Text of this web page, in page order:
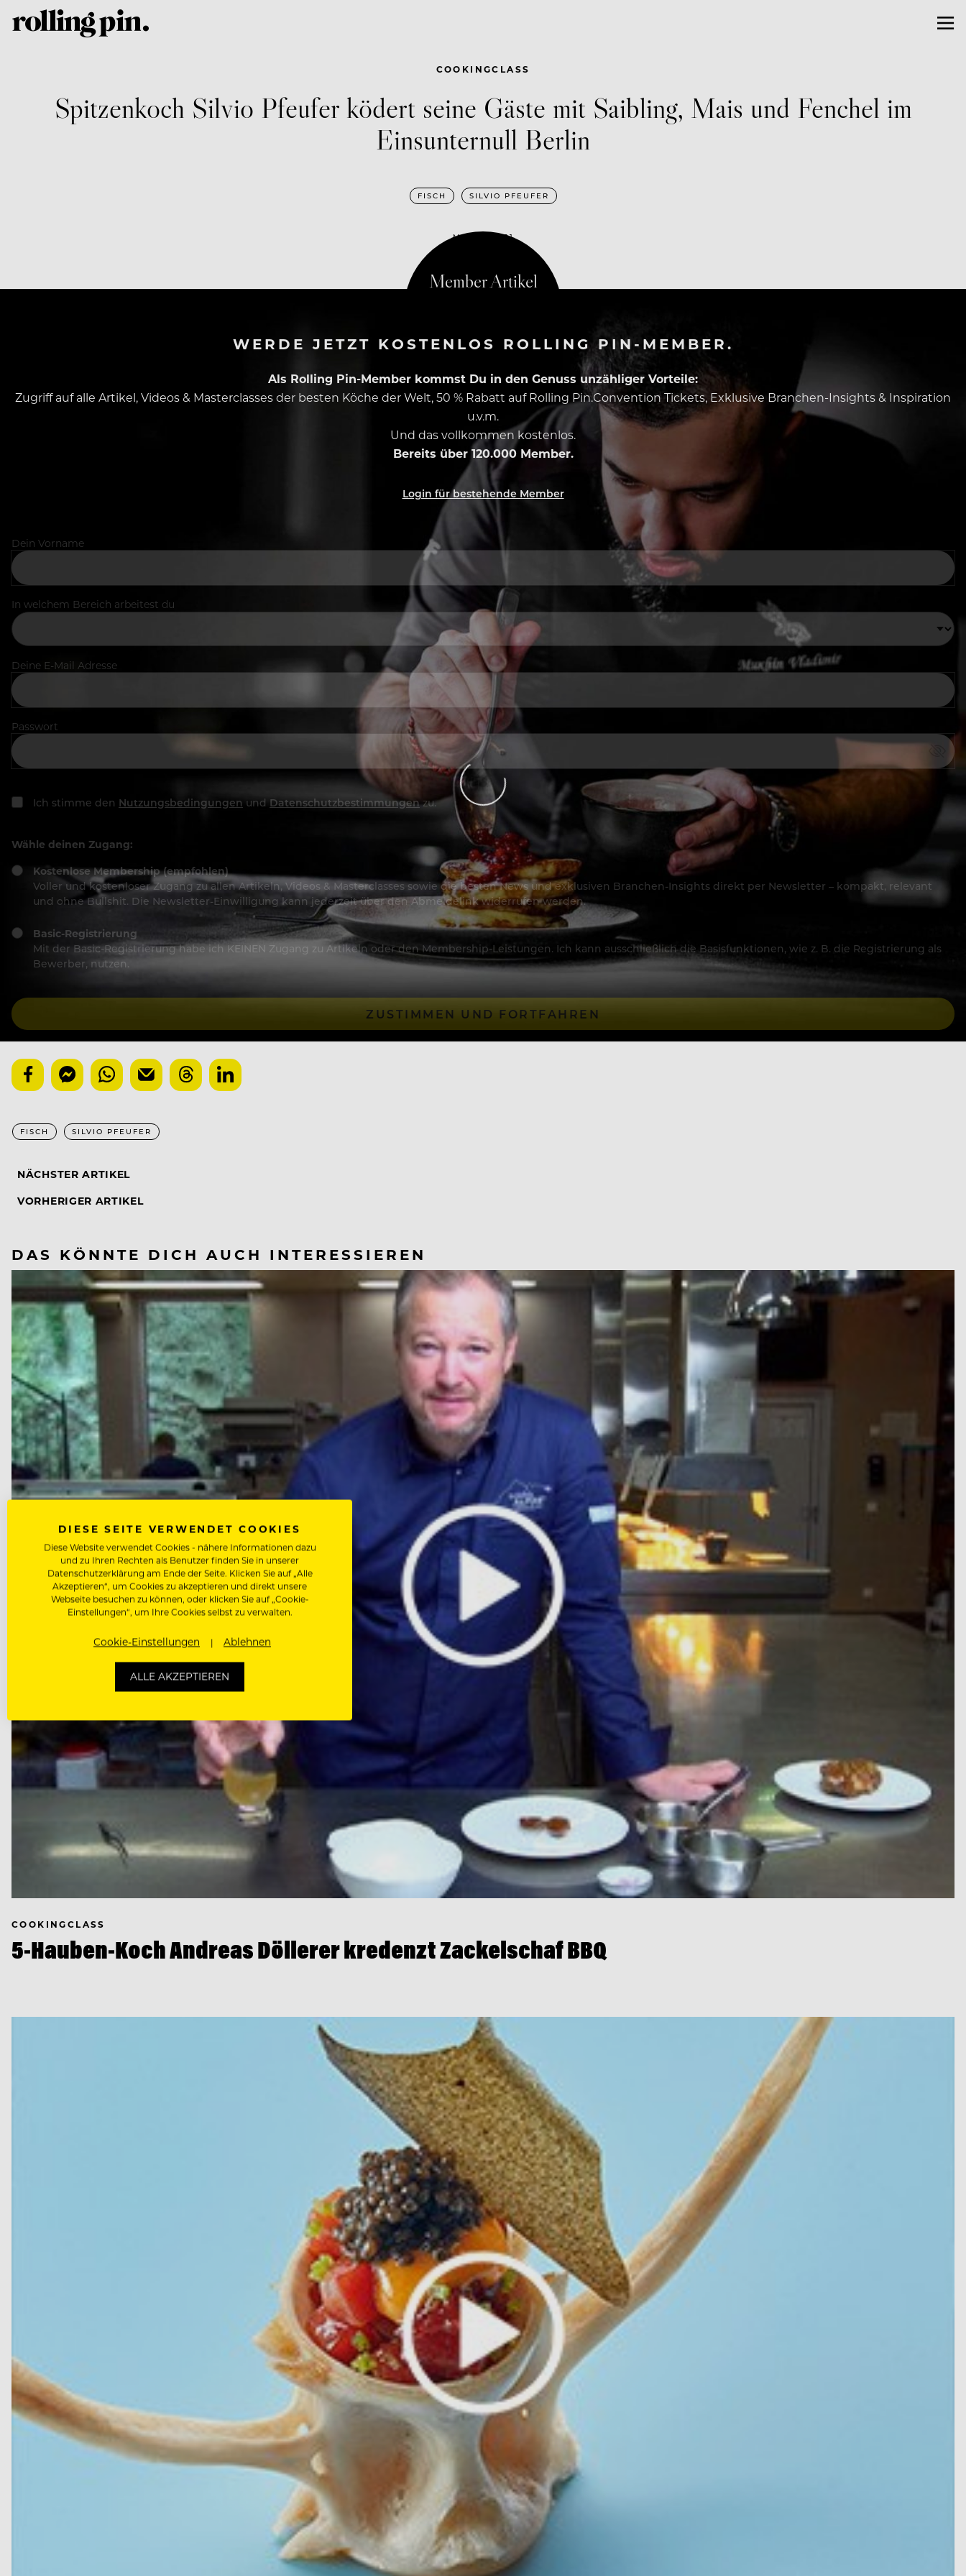
COOKINGCLASS
Spitzenkoch Silvio Pfeufer ködert seine Gäste mit Saibling, Mais und Fenchel im
Einsunternull Berlin
FISCH SILVIO PFEUFER
MAI 19, 2021
WERDE JETZT KOSTENLOS ROLLING PIN-MEMBER.
Als Rolling Pin-Member kommst Du in den Genuss unzähliger Vorteile:
Zugriff auf alle Artikel, Videos & Masterclasses der besten Köche der Welt, 50 % Rabatt auf Rolling Pin.Convention Tickets, Exklusive Branchen-Insights & Inspiration
u.v.m.
Und das vollkommen kostenlos.
Bereits über 120.000 Member.
Login für bestehende Member
Dein Vorname
In welchem Bereich arbeitest du
Deine E-Mail Adresse
Passwort
Ich stimme den Nutzungsbedingungen und Datenschutzbestimmungenzu.
Wähle deinen Zugang:
Kostenlose Membership (empfohlen)
Voller und kostenloser Zugang zu allen Artikeln, Videos & Masterclasses sowie die besten News und exklusiven Branchen-Insights direkt per Newsletter – kompakt, relevant
und ohne Bullshit. Die Newsletter-Einwilligung kann jederzeit über den Abmeldelink widerrufen werden.
Basic-Registrierung
Mit der Basic-Registrierung habe ich KEINEN Zugang zu Artikeln oder den Membership-Leistungen. Ich kann ausschließlich die Basisfunktionen, wie z. B. die Registrierung als
Bewerber, nutzen.
ZUSTIMMEN UND FORTFAHREN
FISCH SILVIO PFEUFER
NÄCHSTER ARTIKEL
VORHERIGER ARTIKEL
DAS KÖNNTE DICH AUCH INTERESSIEREN
COOKINGCLASS
5-Hauben-Koch Andreas Döllerer kredenzt Zackelschaf BBQ
DIESE SEITE VERWENDET COOKIES
Diese Website verwendet Cookies - nähere Informationen dazu
und zu Ihren Rechten als Benutzer finden Sie in unserer
Datenschutzerklärung am Ende der Seite. Klicken Sie auf „Alle
Akzeptieren“, um Cookies zu akzeptieren und direkt unsere
Webseite besuchen zu können, oder klicken Sie auf „Cookie-
Einstellungen“, um Ihre Cookies selbst zu verwalten.
Cookie-Einstellungen Ablehnen
ALLE AKZEPTIEREN